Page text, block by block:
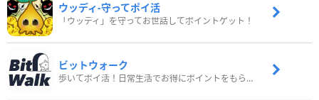
ウッディ‐守ってポイ活
「ウッディ」を守ってお世話してポイントゲット！
ビットウォーク
歩いてポイ活！日常生活でお得にポイントをもらおう